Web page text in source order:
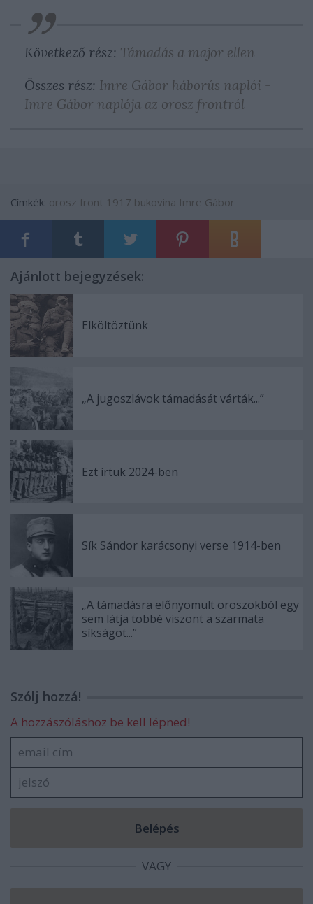
Következő rész: Támadás a major ellen
Összes rész: Imre Gábor háborús naplói -
Imre Gábor naplója az orosz frontról
Címkék: orosz front 1917 bukovina Imre Gábor
Ajánlott bejegyzések:
Elköltöztünk
„A jugoszlávok támadását várták...”
Ezt írtuk 2024-ben
Sík Sándor karácsonyi verse 1914-ben
„A támadásra előnyomult oroszokból egy
sem látja többé viszont a szarmata
síkságot...”
Szólj hozzá!
A hozzászóláshoz be kell lépned!
VAGY